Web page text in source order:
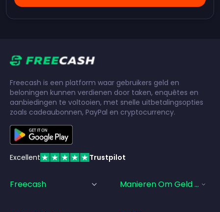
Freecash is een platform waar gebruikers geld en
beloningen kunnen verdienen door taken, enquêtes en
aanbiedingen te voltooien, met snelle uitbetalingsopties
zoals cadeaubonnen, PayPal en cryptocurrency.
Excellent Trustpilot
Freecash Manieren Om Geld Te